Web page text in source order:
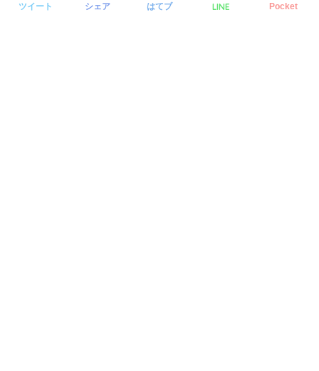
ツイート シェア はてブ LINE Pocket